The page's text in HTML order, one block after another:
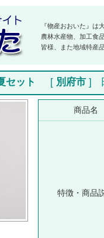
『物産おおいた』は
農林水産物、加工食
皆様、また地域特産
セット [ 別府市 ]
商品名
特徴・商品